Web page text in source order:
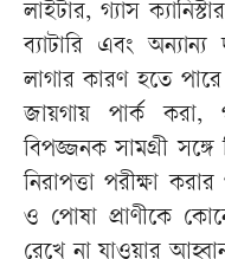
লাইটার, গ্যাস
ব্যাটারি এবং
লাগার কারণ হতে
জায়গায় পার্ক
বিপজ্জনক সামগ্রী
নিরাপত্তা পরীক্ষা
ও পোষা প্রাণীকে
রেখে না যাওয়ার